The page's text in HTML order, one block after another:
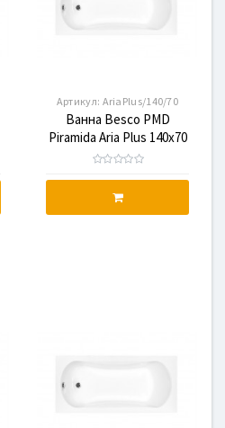
Артикул: AriaPlus/140/70
Ванна Besco PMD
Piramida Aria Plus 140x70